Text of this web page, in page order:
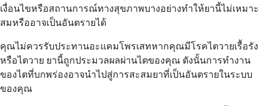
เงื่อนไขหรือสถานการณ์ทางสุขภาพบางอย่างทำให้ยานี้ไม่เหมาะ
สมหรืออาจเป็นอันตรายได้
คุณไม่ควรรับประทานอะแคมโพรเสทหากคุณมีโรคไตวายเรื้อรัง
หรือไตวาย ยานี้ถูกประมวลผลผ่านไตของคุณ ดังนั้นการทำงาน
ของไตที่บกพร่องอาจนำไปสู่การสะสมยาที่เป็นอันตรายในระบบ
ของคุณ